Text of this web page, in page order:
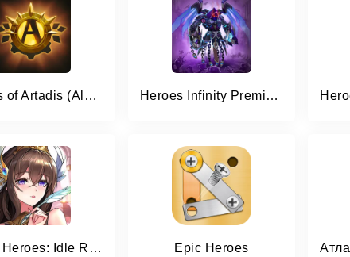
Heroes of Artadis (Alpha) Heroes Infinity Premium
Mythic Heroes: Idle RPG Epic Heroes